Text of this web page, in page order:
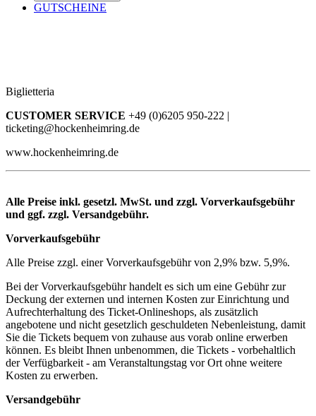
GUTSCHEINE
Biglietteria
CUSTOMER SERVICE +49 (0)6205 950-222 |
ticketing@hockenheimring.de
www.hockenheimring.de
Alle Preise inkl. gesetzl. MwSt. und zzgl. Vorverkaufsgebühr
und ggf. zzgl. Versandgebühr.
Vorverkaufsgebühr
Alle Preise zzgl. einer Vorverkaufsgebühr von 2,9% bzw. 5,9%.
Bei der Vorverkaufsgebühr handelt es sich um eine Gebühr zur
Deckung der externen und internen Kosten zur Einrichtung und
Aufrechterhaltung des Ticket-Onlineshops, als zusätzlich
angebotene und nicht gesetzlich geschuldeten Nebenleistung, damit
Sie die Tickets bequem von zuhause aus vorab online erwerben
können. Es bleibt Ihnen unbenommen, die Tickets - vorbehaltlich
der Verfügbarkeit - am Veranstaltungstag vor Ort ohne weitere
Kosten zu erwerben.
Versandgebühr